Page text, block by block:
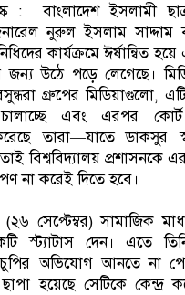
: বাংলাদেশ ইসলামী
নুরুল ইসলাম
কার্যক্রমে ঈর্ষান্বিত
জন্য উঠে পড়ে লেগেছে।
গ্রুপের মিডিয়াগুলো,
চালাচ্ছে এবং এরপর
তারা—যাতে ডাকসুর
তাই বিশ্ববিদ্যালয় প্রশাসনকে
না করেই দিতে হবে।
সেপ্টেম্বর) সামাজিক
স্ট্যাটাস দেন। এতে
অভিযোগ আনতে না
হয়েছে সেটিকে কেন্দ্র